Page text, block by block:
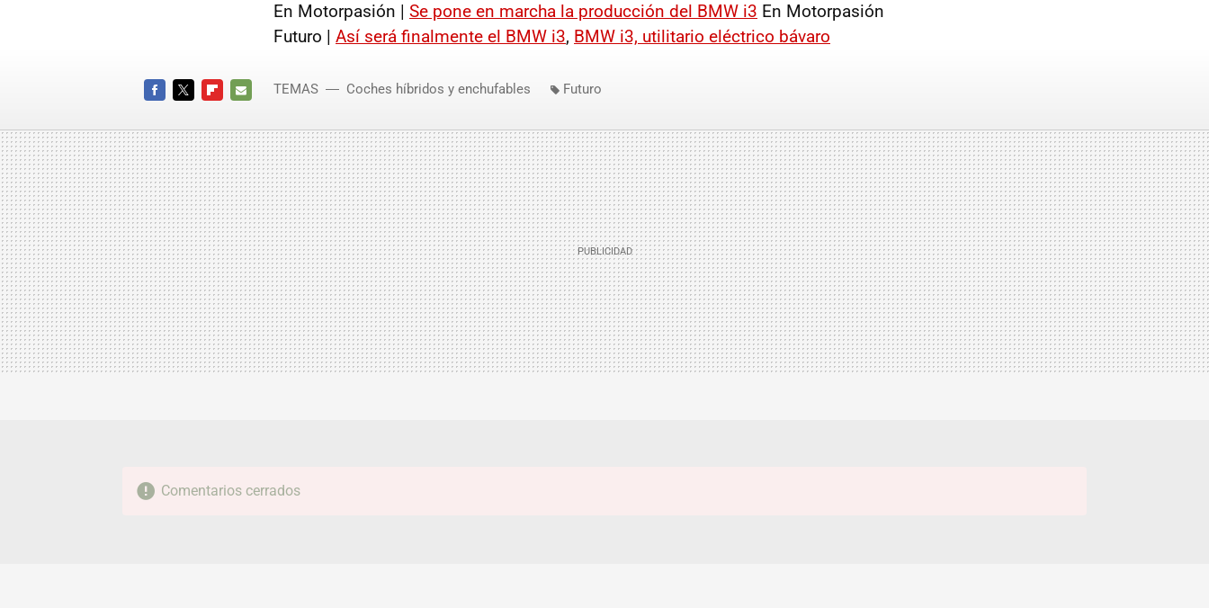
En Motorpasión | Se pone en marcha la producción del BMW i3 En Motorpasión
Futuro | Así será finalmente el BMW i3, BMW i3, utilitario eléctrico bávaro
MAIL
TEMAS Coches híbridos y enchufables Futuro
Comentarios cerrados